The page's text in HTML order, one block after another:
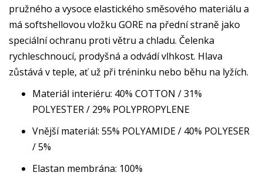
pružného a vysoce elastického směsového materiálu a
má softshellovou vložku GORE na přední straně jako
speciální ochranu proti větru a chladu. Čelenka
rychleschnoucí, prodyšná a odvádí vlhkost. Hlava
zůstává v teple, ať už při tréninku nebo běhu na lyžích.
Materiál interiéru: 40% COTTON / 31%
POLYESTER / 29% POLYPROPYLENE
Vnější materiál: 55% POLYAMIDE / 40% POLYESER
/ 5%
Elastan membrána: 100%